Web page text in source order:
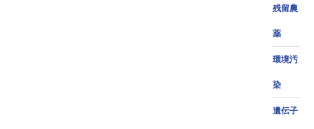
残留農
薬
環境汚
染
遺伝子